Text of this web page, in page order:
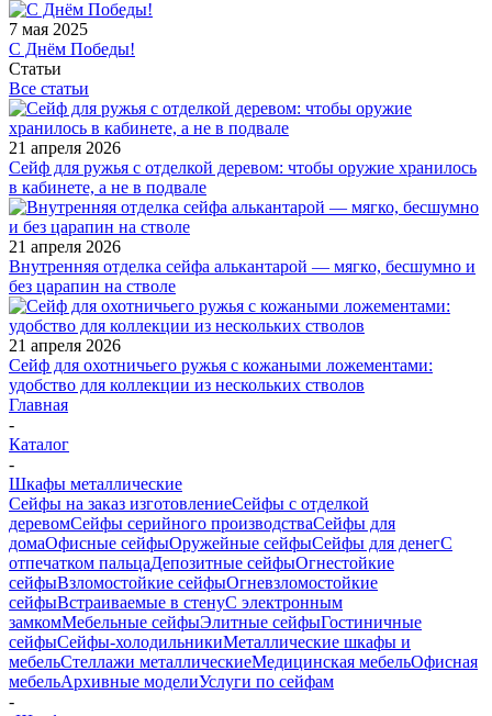
7 мая 2025
С Днём Победы!
Статьи
Все статьи
21 апреля 2026
Сейф для ружья с отделкой деревом: чтобы оружие хранилось
в кабинете, а не в подвале
21 апреля 2026
Внутренняя отделка сейфа алькантарой — мягко, бесшумно и
без царапин на стволе
21 апреля 2026
Сейф для охотничьего ружья с кожаными ложементами:
удобство для коллекции из нескольких стволов
Главная
-
Каталог
-
Шкафы металлические
Сейфы на заказ изготовлениеСейфы с отделкой
деревомСейфы серийного производстваСейфы для
домаОфисные сейфыОружейные сейфыСейфы для денегС
отпечатком пальцаДепозитные сейфыОгнестойкие
сейфыВзломостойкие сейфыОгневзломостойкие
сейфыВстраиваемые в стенуС электронным
замкомМебельные сейфыЭлитные сейфыГостиничные
сейфыСейфы-холодильникиМеталлические шкафы и
мебельСтеллажи металлическиеМедицинская мебельОфисная
мебельАрхивные моделиУслуги по сейфам
-